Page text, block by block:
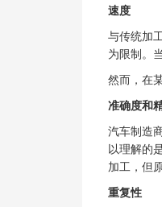
速度
与传统加
为限制。
然而，在
准确度和
汽车制造
以理解的
加工，但
重复性